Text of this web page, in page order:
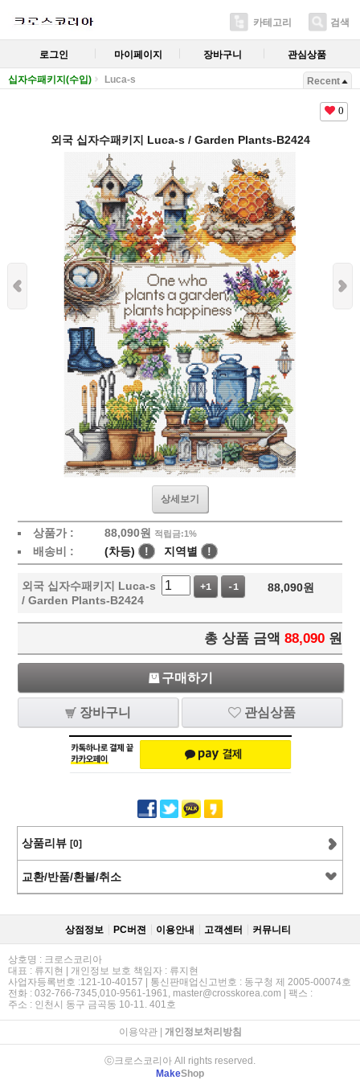
카테고리 검색
로그인 마이페이지 장바구니 관심상품
십자수패키지(수입) Luca-s Recent
0
외국 십자수패키지 Luca-s / Garden Plants-B2424
상세보기
상품가 : 88,090원 적립금:1%
배송비 : (차등) ! 지역별 !
외국 십자수패키지 Luca-s
/ Garden Plants-B2424
+1 -1 88,090원
총 상품 금액 88,090 원
구매하기
장바구니 관심상품
상품리뷰 [0]
교환/반품/환불/취소
상점정보 PC버젼 이용안내 고객센터 커뮤니티
상호명 : 크로스코리아
대표 : 류지현 | 개인정보 보호 책임자 : 류지현
사업자등록번호 :121-10-40157 | 통신판매업신고번호 : 동구청 제 2005-00074호
전화 : 032-766-7345,010-9561-1961, master@crosskorea.com | 팩스 :
주소 : 인천시 동구 금곡동 10-11. 401호
이용약관| 개인정보처리방침
ⓒ크로스코리아 All rights reserved.
MakeShop